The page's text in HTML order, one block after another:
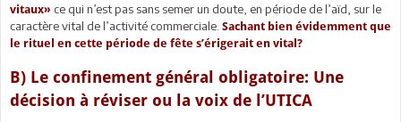
vitaux» ce qui n’est pas sans semer un doute, en période de l’aïd, sur le
caractère vital de l’activité commerciale. Sachant bien évidemment que
le rituel en cette période de fête s’érigerait en vital?
B) Le confinement général obligatoire: Une
décision à réviser ou la voix de l’UTICA